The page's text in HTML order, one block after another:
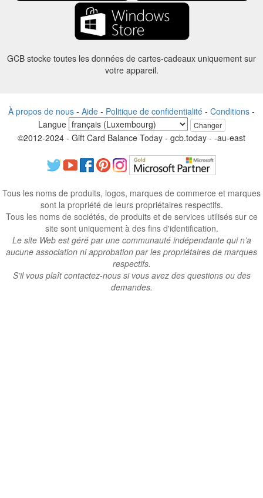
GCB stocke toutes les données de cartes-cadeaux uniquement sur
votre appareil.
À propos de nous - Aide - Politique de confidentialité - Conditions -
Langue
Changer
©2012-2024 - Gift Card Balance Today - gcb.today - -au-east
Tous les noms de produits, logos, marques de commerce et marques
sont la propriété de leurs propriétaires respectifs.
Tous les noms de sociétés, de produits et de services utilisés sur ce
site sont uniquement à des fins d'identification.
Le site Web est géré par une communauté indépendante qui n’a
aucune association ni approbation par les propriétaires de marques
respectifs.
S’il vous plaît contactez-nous si vous avez des questions ou des
demandes.